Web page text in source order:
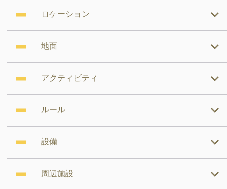
ロケーション
地面
アクティビティ
ルール
設備
周辺施設